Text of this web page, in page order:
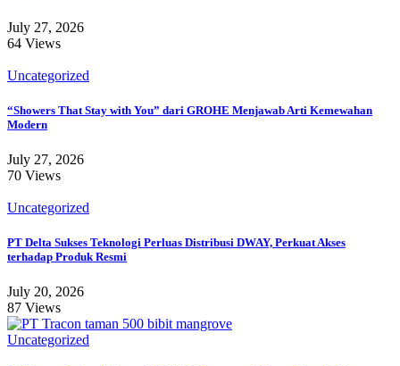
July 27, 2026
64 Views
Uncategorized
“Showers That Stay with You” dari GROHE Menjawab Arti Kemewahan
Modern
July 27, 2026
70 Views
Uncategorized
PT Delta Sukses Teknologi Perluas Distribusi DWAY, Perkuat Akses
terhadap Produk Resmi
July 20, 2026
87 Views
Uncategorized